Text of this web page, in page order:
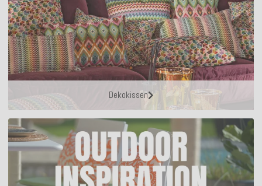
Dekokissen